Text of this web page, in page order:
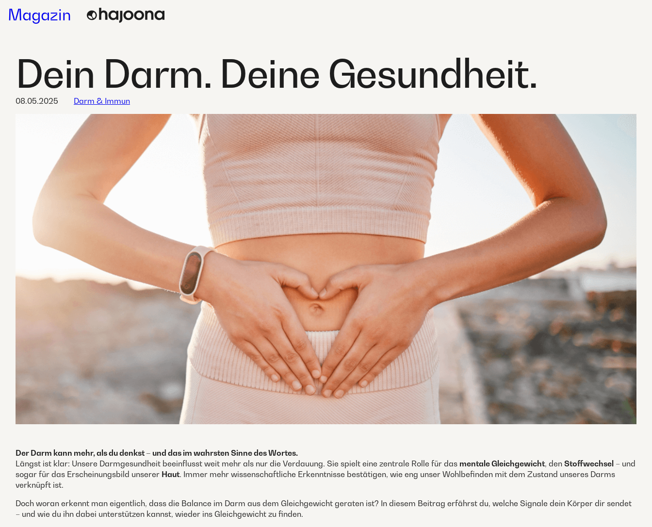
Magazin
Darm & Immun
Dein Darm. Deine Gesundheit.
08.05.2025
Der Darm kann mehr, als du denkst – und das im wahrsten Sinne des Wortes.
Längst ist klar: Unsere Darmgesundheit beeinflusst weit mehr als nur die Verdauung. Sie spielt eine zentrale Rolle für das mentale Gleichgewicht, den Stoffwechsel – und
sogar für das Erscheinungsbild unserer Haut. Immer mehr wissenschaftliche Erkenntnisse bestätigen, wie eng unser Wohlbefinden mit dem Zustand unseres Darms
verknüpft ist.
Doch woran erkennt man eigentlich, dass die Balance im Darm aus dem Gleichgewicht geraten ist? In diesem Beitrag erfährst du, welche Signale dein Körper dir sendet
– und wie du ihn dabei unterstützen kannst, wieder ins Gleichgewicht zu finden.